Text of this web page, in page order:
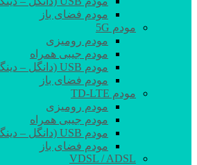
مودم فضای باز
مودم 5G
مودم رومیزی
مودم جیبی همراه
مودم USB (دانگل – دینگل)
مودم فضای باز
مودم TD-LTE
مودم رومیزی
مودم جیبی همراه
مودم USB (دانگل – دینگل)
مودم فضای باز
VDSL / ADSL